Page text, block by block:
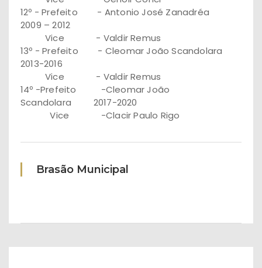
12º - Prefeito - Antonio José Zanadréa
2009 – 2012
Vice - Valdir Remus
13º - Prefeito - Cleomar João Scandolara
2013-2016
Vice - Valdir Remus
14º -Prefeito -Cleomar João
Scandolara 2017-2020
Vice -Clacir Paulo Rigo
Brasão Municipal